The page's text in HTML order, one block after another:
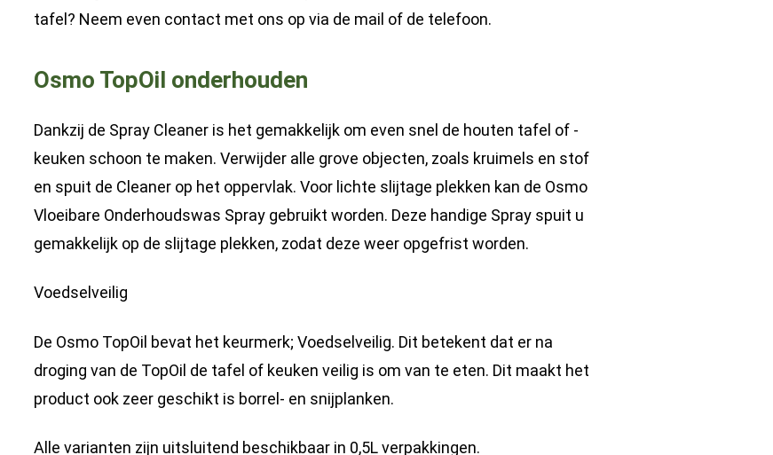
tafel? Neem even contact met ons op via de mail of de telefoon.
Osmo TopOil onderhouden
Dankzij de Spray Cleaner is het gemakkelijk om even snel de houten tafel of -
keuken schoon te maken. Verwijder alle grove objecten, zoals kruimels en stof
en spuit de Cleaner op het oppervlak. Voor lichte slijtage plekken kan de Osmo
Vloeibare Onderhoudswas Spray gebruikt worden. Deze handige Spray spuit u
gemakkelijk op de slijtage plekken, zodat deze weer opgefrist worden.
Voedselveilig
De Osmo TopOil bevat het keurmerk; Voedselveilig. Dit betekent dat er na
droging van de TopOil de tafel of keuken veilig is om van te eten. Dit maakt het
product ook zeer geschikt is borrel- en snijplanken.
Alle varianten zijn uitsluitend beschikbaar in 0,5L verpakkingen.